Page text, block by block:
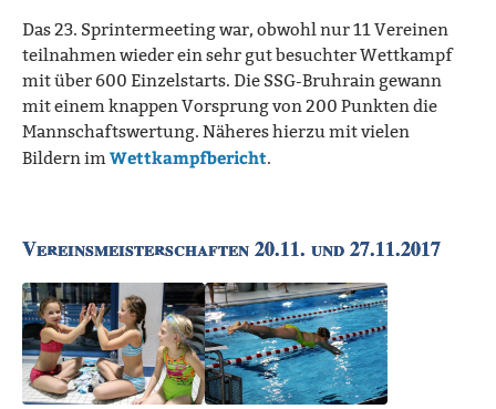
Das 23. Sprintermeeting war, obwohl nur 11 Vereinen
teilnahmen wieder ein sehr gut besuchter Wettkampf
mit über 600 Einzelstarts. Die SSG-Bruhrain gewann
mit einem knappen Vorsprung von 200 Punkten die
Mannschaftswertung. Näheres hierzu mit vielen
Bildern imWettkampfbericht.
Vereinsmeisterschaften 20.11. und 27.11.2017